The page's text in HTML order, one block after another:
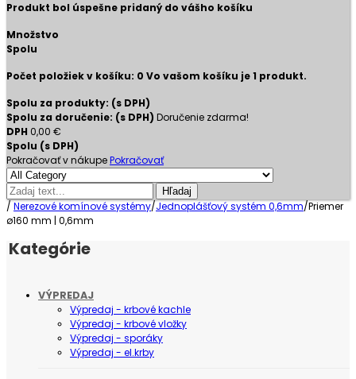
Produkt bol úspešne pridaný do vášho košíku
Množstvo
Spolu
Počet položiek v košíku: 0 Vo vašom košíku je 1 produkt.
Spolu za produkty: (s DPH)
Spolu za doručenie: (s DPH) Doručenie zdarma!
DPH 0,00 €
Spolu (s DPH)
Pokračovať v nákupePokračovať
Hľadaj
/ Nerezové komínové systémy/Jednoplášťový systém 0,6mm/Priemer
ø160 mm | 0,6mm
Kategórie
VÝPREDAJ
Výpredaj - krbové kachle
Výpredaj - krbové vložky
Výpredaj - sporáky
Výpredaj - el.krby